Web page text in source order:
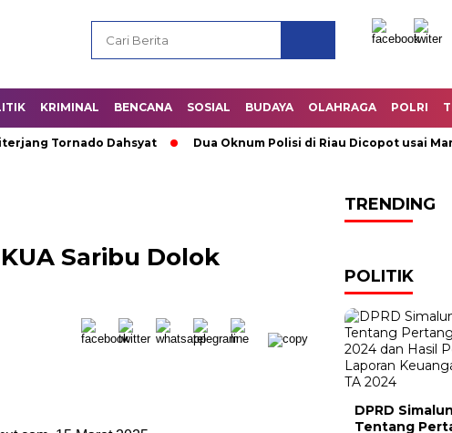
KRIMINAL BENCANA SOSIAL BUDAYA OLAHRAGA POLRI
Tornado Dahsyat Dua Oknum Polisi di Riau Dicopot usai Marahi
Saribu Dolok
TRENDING
POLITIK
DPRD
Tentang